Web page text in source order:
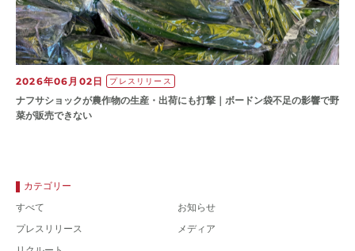
2026年06月02日 プレスリリース
ナフサショックが農作物の⽣産・出荷にも打撃｜ボードン袋不⾜の影響で野
菜が販売できない
カテゴリー
すべて
お知らせ
プレスリリース
メディア